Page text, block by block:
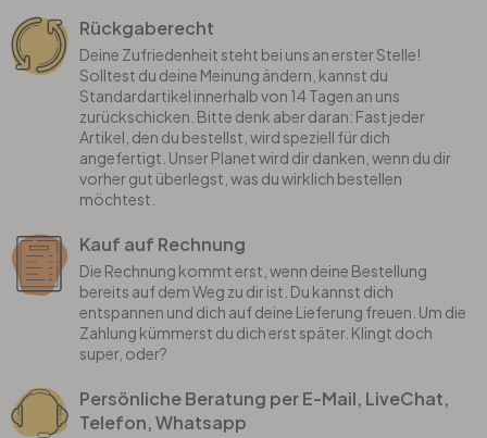
Rückgaberecht
Deine Zufriedenheit steht bei uns an erster Stelle!
Solltest du deine Meinung ändern, kannst du
Standardartikel innerhalb von 14 Tagen an uns
zurückschicken. Bitte denk aber daran: Fast jeder
Artikel, den du bestellst, wird speziell für dich
angefertigt. Unser Planet wird dir danken, wenn du dir
vorher gut überlegst, was du wirklich bestellen
möchtest.
Kauf auf Rechnung
Die Rechnung kommt erst, wenn deine Bestellung
bereits auf dem Weg zu dir ist. Du kannst dich
entspannen und dich auf deine Lieferung freuen. Um die
Zahlung kümmerst du dich erst später. Klingt doch
super, oder?
Persönliche Beratung per E-Mail, LiveChat,
Telefon, Whatsapp